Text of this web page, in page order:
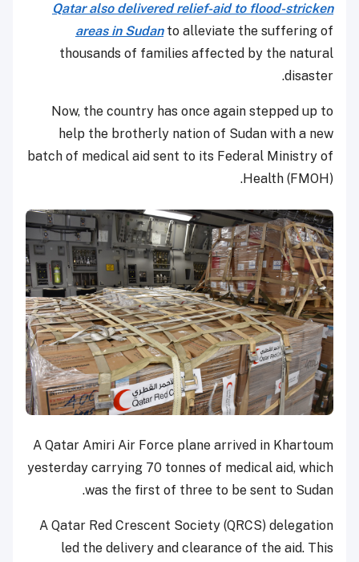
Qatar also delivered relief-aid to flood-stricken
areas in Sudanto alleviate the suffering of
thousands of families affected by the natural
disaster.
Now, the country has once again stepped up to
help the brotherly nation of Sudan with a new
batch of medical aid sent to its Federal Ministry of
Health (FMOH).
A Qatar Amiri Air Force plane arrived in Khartoum
yesterday carrying 70 tonnes of medical aid, which
was the first of three to be sent to Sudan.
A Qatar Red Crescent Society (QRCS) delegation
led the delivery and clearance of the aid. This